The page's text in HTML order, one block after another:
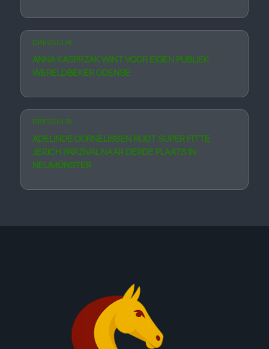
DRESSUUR
ANNA KASPRZAK WINT VOOR EIGEN PUBLIEK
WERELDBEKER ODENSE
DRESSUUR
ADELINDE CORNELISSEN RIJDT SUPER FITTE
JERICH PARZIVAL NAAR DERDE PLAATS IN
NEUMÜNSTER